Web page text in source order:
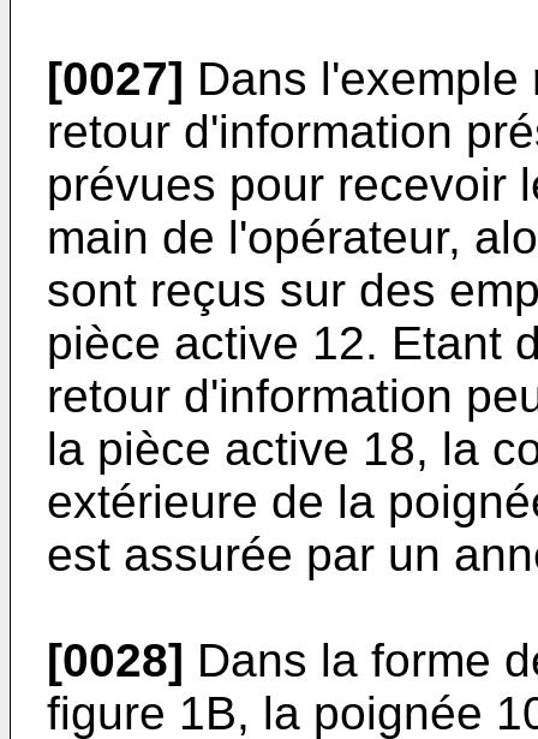
[0027] Dans
retour d'information
prévues pour recevoir
main de l'opérateur,
sont reçus sur des
pièce active 12. Etant
retour d'information
la pièce active 18, la
extérieure de la
est assurée par un
[0028] Dans la forme
figure 1B, la poignée